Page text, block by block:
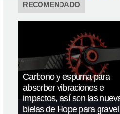
RECOMENDADO
Carbono y espuma para
absorber vibraciones e
impactos, así son las
bielas de Hope para gravel